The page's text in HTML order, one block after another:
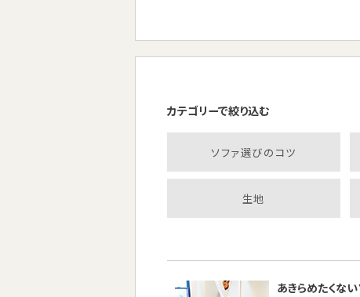
カテゴリーで絞り込む
ソファ選びのコツ
生地
あきらめたくな